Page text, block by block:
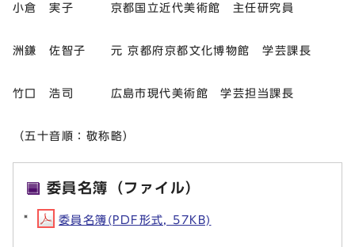
小倉 実子 京都国立近代美術館 主任研究員
洲鎌 佐智子 元 京都府京都文化博物館 学芸課長
竹口 浩司 広島市現代美術館 学芸担当課長
（五十音順：敬称略）
委員名簿（ファイル）
委員名簿(PDF形式, 57KB)